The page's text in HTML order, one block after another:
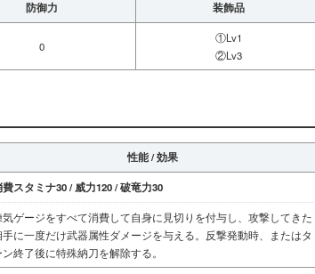
防御力 装飾品
0
①Lv1
②Lv3
性能 / 効果
スタミナ30 / 威力120 / 破竜力30
気ゲージをすべて消費して自身に見切りを付与し、攻撃してきた
手に一度だけ武器属性ダメージを与える。反撃発動時、またはタ
ン終了後に特殊納刀を解除する。